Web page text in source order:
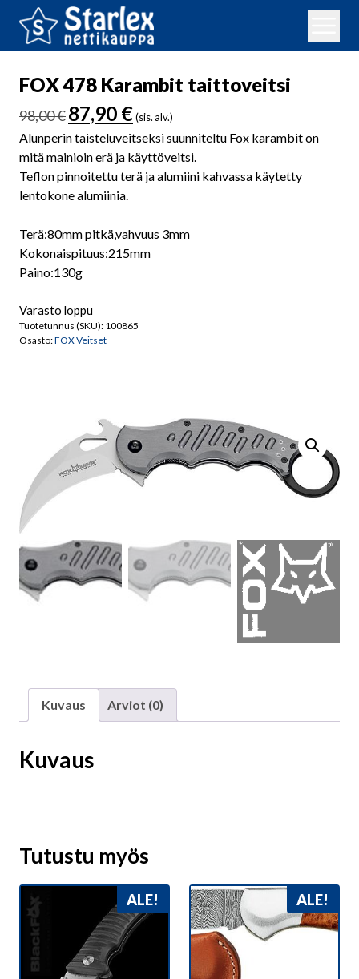
FOX 478 Karambit taittoveitsi
98,00€ Alkuperäinen
hinta
oli:
98,00 €.
87,90 €Nykyinen
hinta
on:
87,90 €.
(sis. alv.)
Alunperin taisteluveitseksi suunniteltu Fox karambit on
mitä mainioin erä ja käyttöveitsi.
Teflon pinnoitettu terä ja alumiini kahvassa käytetty
lentokone alumiinia.
Terä:80mm pitkä,vahvuus 3mm
Kokonaispituus:215mm
Paino:130g
Varasto loppu
Tuotetunnus (SKU): 100865
Osasto:FOX Veitset
Kuvaus Arviot (0)
Kuvaus
Tutustu myös
ALE! ALE!